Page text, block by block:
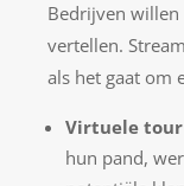
Bedrijven
vertellen.
als het gaat om
Virtuele
hun pand,